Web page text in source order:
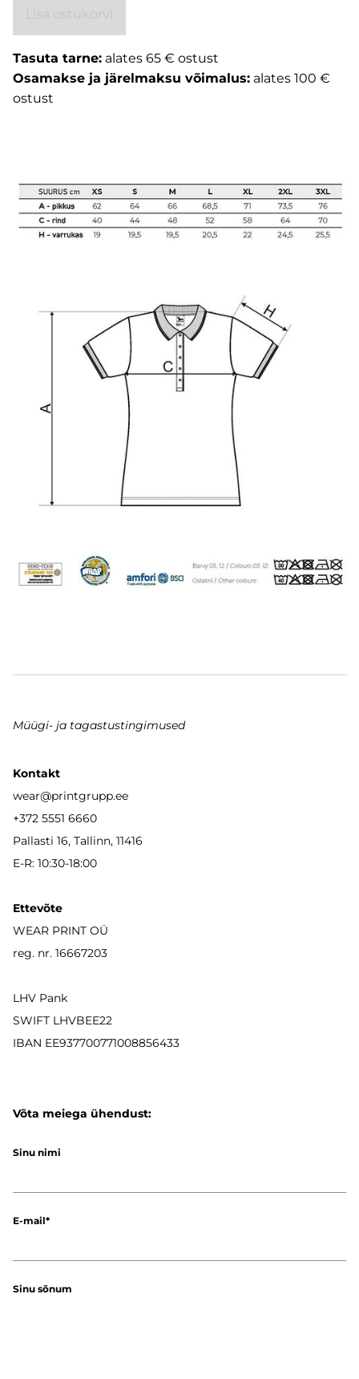
Tasuta tarne: alates 65 € ostust
Osamakse ja järelmaksu võimalus: alates 100 €
ostust
Müügi- ja tagastustingimused
Kontakt
wear@printgrupp.ee
+372 5551 6660
Pallasti 16, Tallinn, 11416
E-R: 10:30-18:00
Ettevõte
WEAR PRINT OÜ
reg. nr. 16667203
LHV Pank
SWIFT LHVBEE22
IBAN EE937700771008856433
Võta meiega ühendust:
Sinu nimi
E-mail
Sinu sõnum